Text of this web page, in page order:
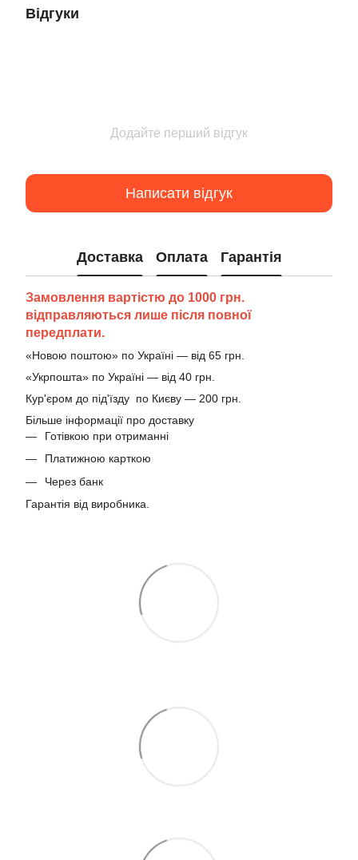
Відгуки
Додайте перший відгук
Написати відгук
Доставка Оплата Гарантія
Замовлення вартістю до 1000 грн.
відправляються лише після повної
передплати.
«Новою поштою» по Україні — від 65 грн.
«Укрпошта» по Україні — від 40 грн.
Кур'єром до під'їзду по Києву — 200 грн.
Більше інформації про доставку
Готівкою при отриманні
Платижною карткою
Через банк
Гарантія від виробника.